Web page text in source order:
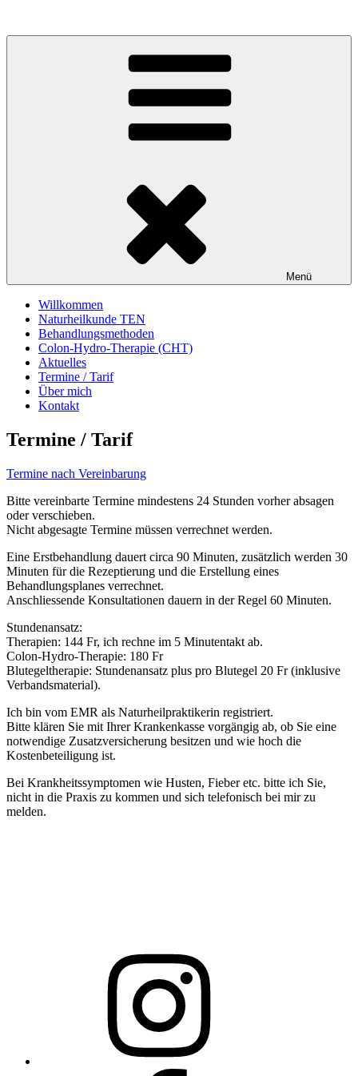
springen
Menü
Willkommen
Naturheilkunde TEN
Behandlungsmethoden
Colon-Hydro-Therapie (CHT)
Aktuelles
Termine / Tarif
Über mich
Kontakt
Termine / Tarif
Termine nach Vereinbarung
Bitte vereinbarte Termine mindestens 24 Stunden vorher absagen
oder verschieben.
Nicht abgesagte Termine müssen verrechnet werden.
Eine Erstbehandlung dauert circa 90 Minuten, zusätzlich werden 30
Minuten für die Rezeptierung und die Erstellung eines
Behandlungsplanes verrechnet.
Anschliessende Konsultationen dauern in der Regel 60 Minuten.
Stundenansatz:
Therapien: 144 Fr, ich rechne im 5 Minutentakt ab.
Colon-Hydro-Therapie: 180 Fr
Blutegeltherapie: Stundenansatz plus pro Blutegel 20 Fr (inklusive
Verbandsmaterial).
Ich bin vom EMR als Naturheilpraktikerin registriert.
Bitte klären Sie mit Ihrer Krankenkasse vorgängig ab, ob Sie eine
notwendige Zusatzversicherung besitzen und wie hoch die
Kostenbeteiligung ist.
Bei Krankheitssymptomen wie Husten, Fieber etc. bitte ich Sie,
nicht in die Praxis zu kommen und sich telefonisch bei mir zu
melden.